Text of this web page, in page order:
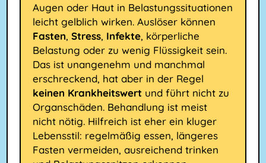
Augen oder Haut in Belastungssituationen
leicht gelblich wirken. Auslöser können
Fasten,Stress, Infekte, körperliche
Belastung oder zu wenig Flüssigkeit sein.
Das ist unangenehm und manchmal
erschreckend, hat aber in der Regel
keinen Krankheitswert und führt nicht zu
Organschäden. Behandlung ist meist
nicht nötig. Hilfreich ist eher ein kluger
Lebensstil: regelmäßig essen, längeres
Fasten vermeiden, ausreichend trinken